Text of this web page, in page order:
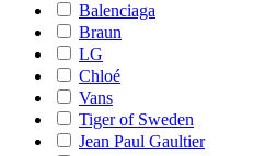
Balenciaga
Braun
LG
Chloé
Vans
Tiger of Sweden
Jean Paul Gaultier